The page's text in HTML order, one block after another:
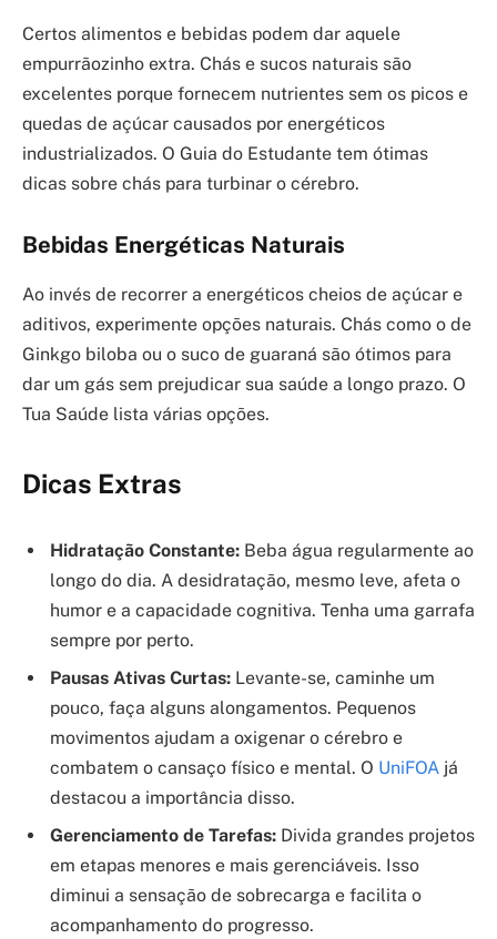
Certos alimentos e bebidas podem dar aquele
empurrãozinho extra. Chás e sucos naturais são
excelentes porque fornecem nutrientes sem os picos e
quedas de açúcar causados por energéticos
industrializados. O Guia do Estudante tem ótimas
dicas sobre chás para turbinar o cérebro.
Bebidas Energéticas Naturais
Ao invés de recorrer a energéticos cheios de açúcar e
aditivos, experimente opções naturais. Chás como o de
Ginkgo biloba ou o suco de guaraná são ótimos para
dar um gás sem prejudicar sua saúde a longo prazo. O
Tua Saúde lista várias opções.
Dicas Extras
Hidratação Constante: Beba água regularmente ao
longo do dia. A desidratação, mesmo leve, afeta o
humor e a capacidade cognitiva. Tenha uma garrafa
sempre por perto.
Pausas Ativas Curtas: Levante-se, caminhe um
pouco, faça alguns alongamentos. Pequenos
movimentos ajudam a oxigenar o cérebro e
combatem o cansaço físico e mental. O UniFOA já
destacou a importância disso.
Gerenciamento de Tarefas: Divida grandes projetos
em etapas menores e mais gerenciáveis. Isso
diminui a sensação de sobrecarga e facilita o
acompanhamento do progresso.